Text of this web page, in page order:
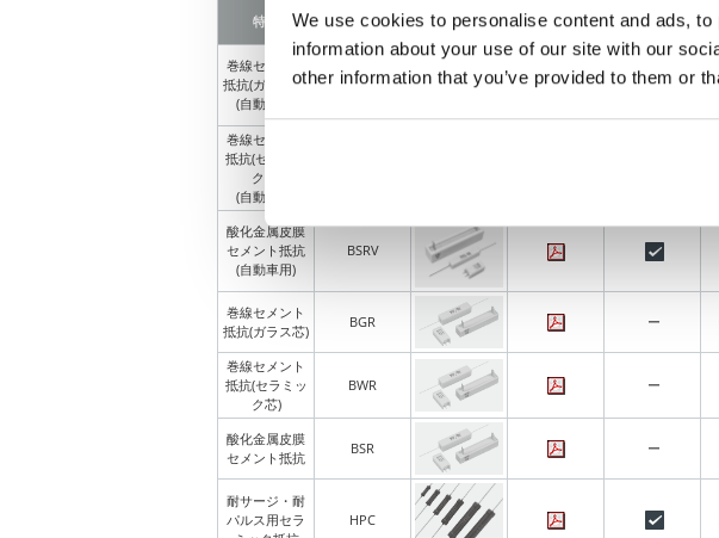
We use cookies to personalise content and ads,
information about your use of our site with our
other information that you’ve provided to them or
特長 シリーズ名 画像 カタログ 技術データ
巻線セメント
抵抗(ガラス芯)
(自動車用)
BGRV
巻線セメント
抵抗(セラミッ
ク芯)
(自動車用)
酸化金属皮膜
セメント抵抗
(自動車用)
BSRV
巻線セメント
抵抗(ガラス芯)
BGR ー
巻線セメント
抵抗(セラミッ
ク芯)
BWR ー
酸化金属皮膜
セメント抵抗
BSR ー
耐サージ・耐
パルス用セラ
HPC